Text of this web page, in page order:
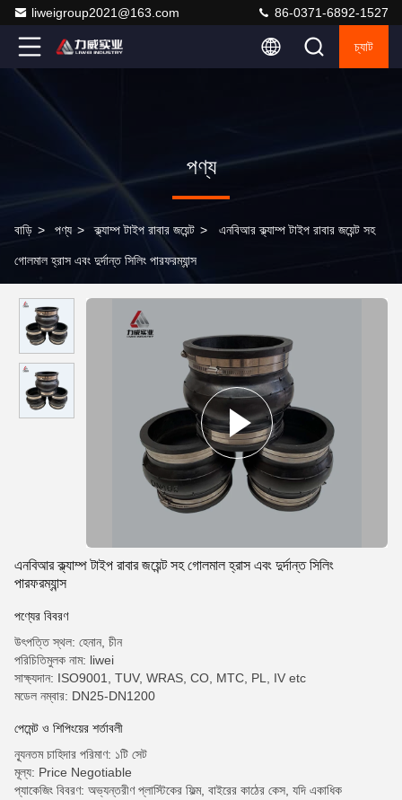
liweigroup2021@163.com 86-0371-6892-1527
চ্যাট
পণ্য
বাড়ি > পণ্য > ক্ল্যাম্প টাইপ রাবার জয়েন্ট > এনবিআর ক্ল্যাম্প টাইপ রাবার জয়েন্ট সহ
গোলমাল হ্রাস এবং দুর্দান্ত সিলিং পারফরম্যান্স
এনবিআর ক্ল্যাম্প টাইপ রাবার জয়েন্ট সহ গোলমাল হ্রাস এবং দুর্দান্ত সিলিং
পারফরম্যান্স
পণ্যের বিবরণ
উৎপত্তি স্থল: হেনান, চীন
পরিচিতিমুলক নাম: liwei
সাক্ষ্যদান: ISO9001, TUV, WRAS, CO, MTC, PL, IV etc
মডেল নম্বার: DN25-DN1200
পেমেন্ট ও শিপিংয়ের শর্তাবলী
ন্যূনতম চাহিদার পরিমাণ: ১টি সেট
মূল্য: Price Negotiable
প্যাকেজিং বিবরণ: অভ্যন্তরীণ প্লাস্টিকের ফিল্ম, বাইরের কাঠের কেস, যদি একাধিক